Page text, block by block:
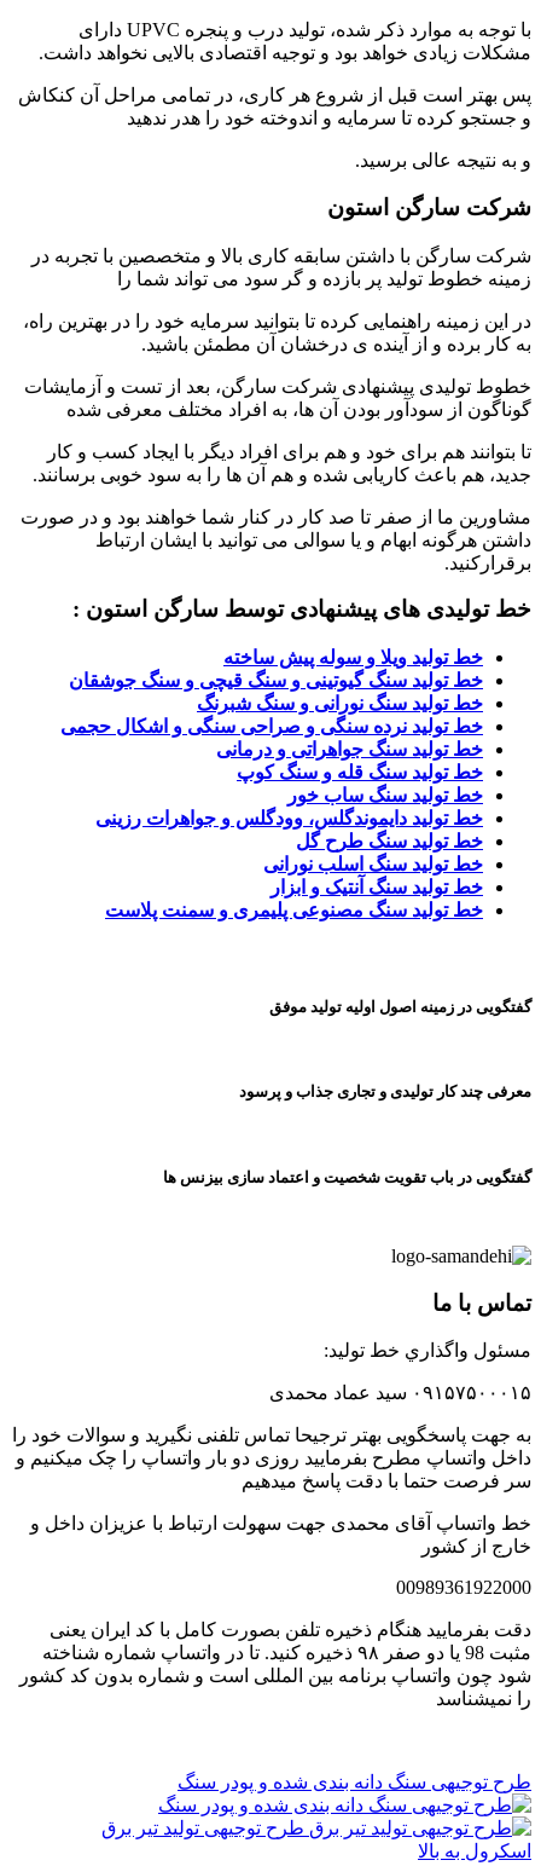
با توجه به موارد ذکر شده، تولید درب و پنجره UPVC دارای
مشکلات زیادی خواهد بود و توجیه اقتصادی بالایی نخواهد داشت.
پس بهتر است قبل از شروع هر کاری، در تمامی مراحل آن کنکاش
و جستجو کرده تا سرمایه و اندوخته خود را هدر ندهید
و به نتیجه عالی برسید.
شرکت سارگن استون
شرکت سارگن با داشتن سابقه کاری بالا و متخصصین با تجربه در
زمینه خطوط تولید پر بازده و گر سود می تواند شما را
در این زمینه راهنمایی کرده تا بتوانید سرمایه خود را در بهترین راه،
به کار برده و از آینده ی درخشان آن مطمئن باشید.
خطوط تولیدی پیشنهادی شرکت سارگن، بعد از تست و آزمایشات
گوناگون از سودآور بودن آن ها، به افراد مختلف معرفی شده
تا بتوانند هم برای خود و هم برای افراد دیگر با ایجاد کسب و کار
جدید، هم باعث کاریابی شده و هم آن ها را به سود خوبی برسانند.
مشاورین ما از صفر تا صد کار در کنار شما خواهند بود و در صورت
داشتن هرگونه ابهام و یا سوالی می توانید با ایشان ارتباط
برقرارکنید.
خط تولیدی های پیشنهادی توسط سارگن استون :
خط تولید ویلا و سوله پیش ساخته
خط تولید سنگ گیوتینی و سنگ قیچی و سنگ جوشقان
خط تولید سنگ نورانی و سنگ شبرنگ
خط تولید نرده سنگی و صراحی سنگی و اشکال حجمی
خط تولید سنگ جواهراتی و درمانی
خط تولید سنگ قله و سنگ کوپ
خط تولید سنگ ساب خور
خط تولید دایموندگلس، وودگلس و جواهرات رزینی
خط تولید سنگ طرح گل
خط تولید سنگ اسلب نورانی
خط تولید سنگ آنتیک و ابزار
خط تولید سنگ مصنوعی پلیمری و سمنت پلاست
گفتگویی در زمینه اصول اولیه تولید موفق
معرفی چند کار تولیدی و تجاری جذاب و پرسود
گفتگویی در باب تقویت شخصیت و اعتماد سازی بیزنس ها
تماس با ما
مسئول واگذاري خط توليد:
۰۹۱۵۷۵۰۰۰۱۵ سید عماد محمدی
به جهت پاسخگویی بهتر ترجیحا تماس تلفنی نگیرید و سوالات خود را
داخل واتساپ مطرح بفرمایید روزی دو بار واتساپ را چک میکنیم و
سر فرصت حتما با دقت پاسخ میدهیم
خط واتساپ آقای محمدی جهت سهولت ارتباط با عزیزان داخل و
خارج از کشور
00989361922000
دقت بفرمایید هنگام ذخیره تلفن بصورت کامل با کد ایران یعنی
مثبت 98 یا دو صفر ۹۸ ذخیره کنید. تا در واتساپ شماره شناخته
شود چون واتساپ برنامه بین المللی است و شماره بدون کد کشور
را نمیشناسد
طرح توجیهی سنگ دانه بندی شده و پودر سنگ
طرح توجیهی تولید تیر برق
اسکرول به بالا